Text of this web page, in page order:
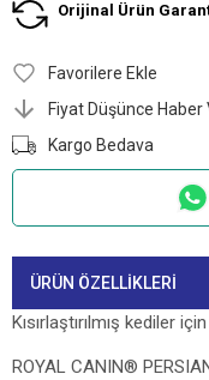
Orijinal Ürün
Favorilere Ekle
Fiyat Düşünce Haber
Kargo Bedava
ÜRÜN ÖZELLIKLERI
Kısırlaştırılmış kediler
ROYAL CANIN®